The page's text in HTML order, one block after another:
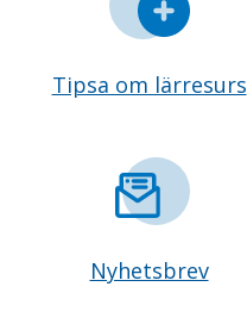
Tipsa om lärresurs
Nyhetsbrev